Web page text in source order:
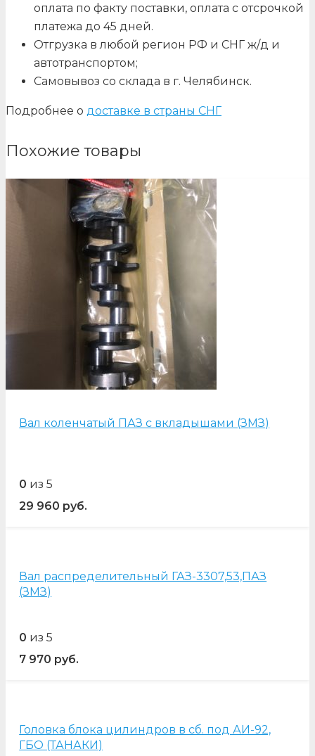
оплата по факту поставки, оплата с отсрочкой
платежа до 45 дней.
Отгрузка в любой регион РФ и СНГ ж/д и
автотранспортом;
Самовывоз со склада в г. Челябинск.
Подробнее о доставке в страны СНГ
Похожие товары
Вал коленчатый ПАЗ с вкладышами (ЗМЗ)
0 из 5
29 960 руб.
Вал распределительный ГАЗ-3307,53,ПАЗ
(ЗМЗ)
0 из 5
7 970 руб.
Головка блока цилиндров в сб. под АИ-92,
ГБО (ТАНАКИ)